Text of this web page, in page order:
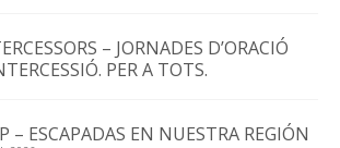
– JORNADES D’ORACIÓ
PER A TOTS.
– ESCAPADAS EN NUESTRA REGIÓN